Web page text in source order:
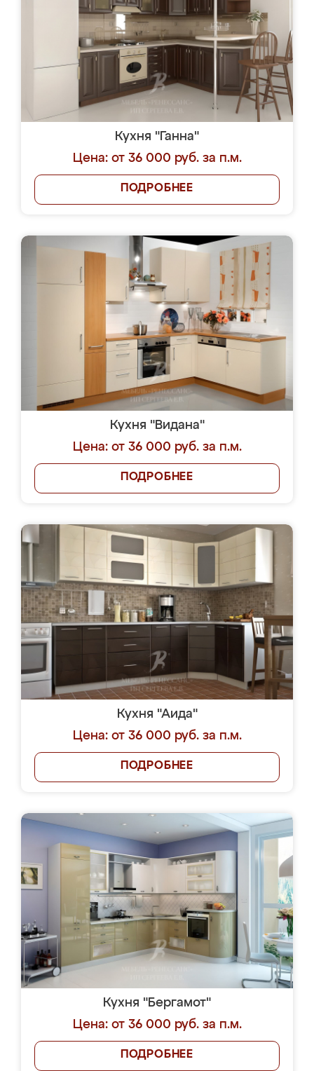
Кухня "Ганна"
Цена: от 36 000 руб. за п.м.
ПОДРОБНЕЕ
Кухня "Видана"
Цена: от 36 000 руб. за п.м.
ПОДРОБНЕЕ
Кухня "Аида"
Цена: от 36 000 руб. за п.м.
ПОДРОБНЕЕ
Кухня "Бергамот"
Цена: от 36 000 руб. за п.м.
ПОДРОБНЕЕ